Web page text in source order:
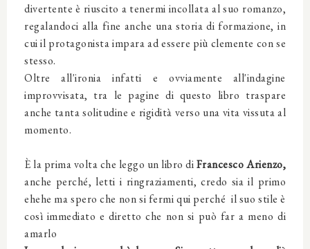
divertente è riuscito a tenermi incollata al suo romanzo,
regalandoci alla fine anche una storia di formazione, in
cui il protagonista impara ad essere più clemente con se
stesso.
Oltre all'ironia infatti e ovviamente all'indagine
improvvisata, tra le pagine di questo libro traspare
anche tanta solitudine e rigidità verso una vita vissuta al
momento.
È la prima volta che leggo un libro diFrancesco Arienzo,
anche perché, letti i ringraziamenti, credo sia il primo
ehehe ma spero che non si fermi qui perché il suo stile è
così immediato e diretto che non si può far a meno di
amarlo